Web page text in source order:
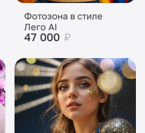
Фотозона в стиле
Лего AI
47 000 ₽